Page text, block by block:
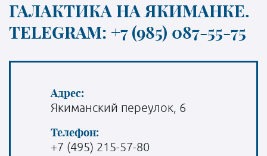
ГАЛАКТИКА НА ЯКИМАНКЕ.
TELEGRAM: +7 (985) 087-55-75
Адрес:
Якиманский переулок, 6
Телефон:
+7 (495) 215-57-80